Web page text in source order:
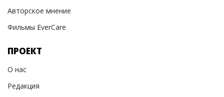
Авторское мнение
Фильмы EverCare
ПРОЕКТ
О нас
Редакция